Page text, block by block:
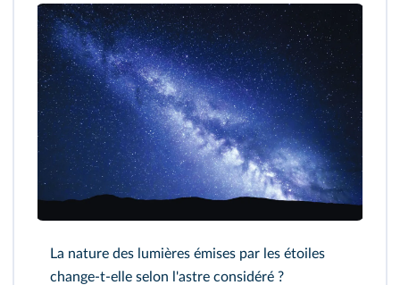
La nature des lumières émises par les étoiles
change-t-elle selon l'astre considéré ?